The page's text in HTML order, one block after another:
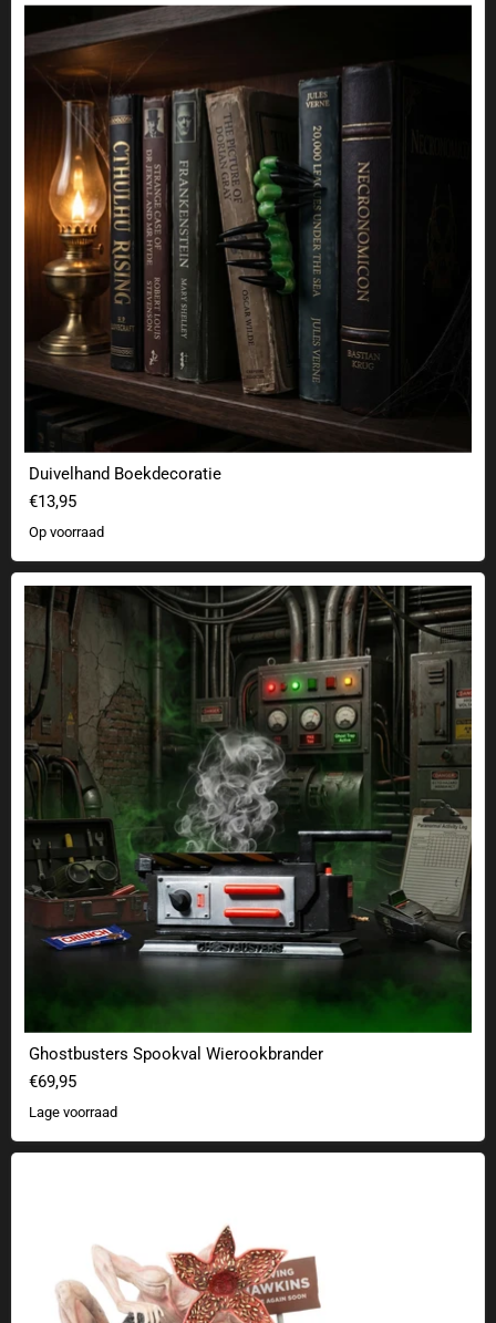
Duivelhand Boekdecoratie
Duivelhand Boekdecoratie
€13,95
Op voorraad
Ghostbusters Spookval Wierookbrander
Ghostbusters Spookval Wierookbrander
€69,95
Lage voorraad